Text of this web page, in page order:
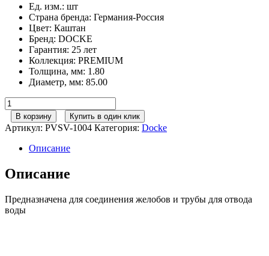
Ед. изм.: шт
Страна бренда: Германия-Россия
Цвет: Каштан
Бренд: DOCKE
Гарантия: 25 лет
Коллекция: PREMIUM
Толщина, мм: 1.80
Диаметр, мм: 85.00
Количество
товара
120/85
Docke
Premium
Воронка
желоба
Каштан
В корзину Купить в один клик
Артикул: PVSV-1004 Категория: Docke
Описание
Описание
Предназначена для соединения желобов и трубы для отвода
воды